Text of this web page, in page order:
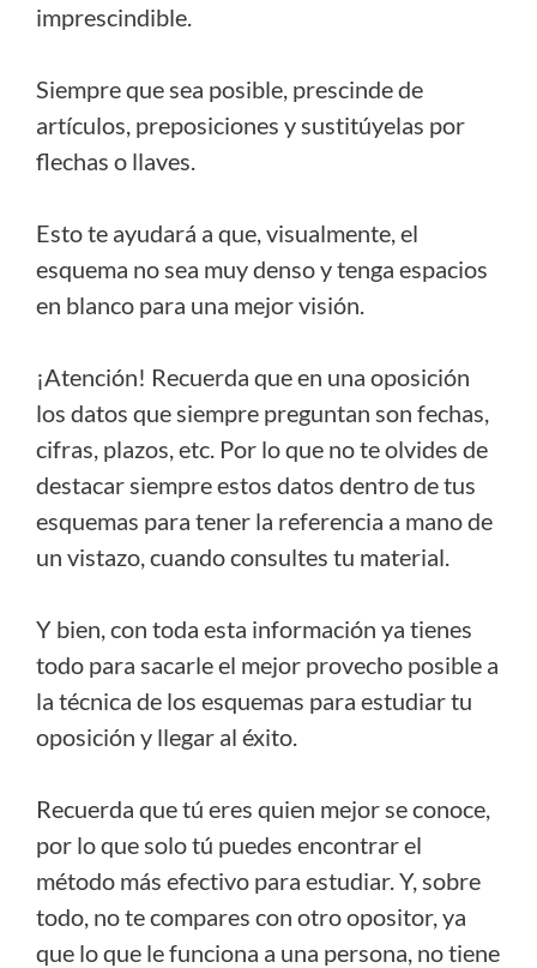
imprescindible.
Siempre que sea posible, prescinde de
artículos, preposiciones y sustitúyelas por
flechas o llaves.
Esto te ayudará a que, visualmente, el
esquema no sea muy denso y tenga espacios
en blanco para una mejor visión.
¡Atención! Recuerda que en una oposición
los datos que siempre preguntan son fechas,
cifras, plazos, etc. Por lo que no te olvides de
destacar siempre estos datos dentro de tus
esquemas para tener la referencia a mano de
un vistazo, cuando consultes tu material.
Y bien, con toda esta información ya tienes
todo para sacarle el mejor provecho posible a
la técnica de los esquemas para estudiar tu
oposición y llegar al éxito.
Recuerda que tú eres quien mejor se conoce,
por lo que solo tú puedes encontrar el
método más efectivo para estudiar. Y, sobre
todo, no te compares con otro opositor, ya
que lo que le funciona a una persona, no tiene